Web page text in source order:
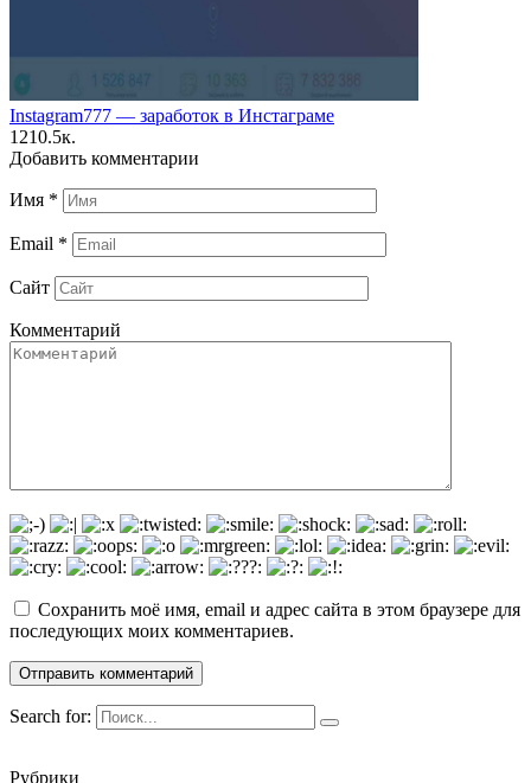
Instagram777 — заработок в Инстаграме
1210.5к.
Добавить комментарии
Имя *
Email *
Сайт
Комментарий
Сохранить моё имя, email и адрес сайта в этом браузере для
последующих моих комментариев.
Search for:
Рубрики